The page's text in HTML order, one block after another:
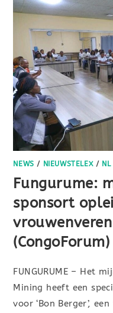
NEWS / NIEUWSTELEX/ NL
Fungurume:
sponsort
(CongoForum)
FUNGURUME – Het
Mining heeft een
voor ‘Bon Berger’,